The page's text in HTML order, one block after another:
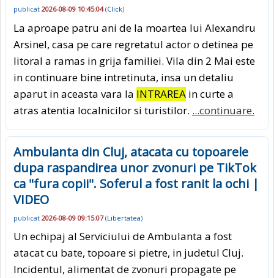
publicat 2026-08-09 10:45:04(Click)
La aproape patru ani de la moartea lui Alexandru
Arsinel, casa pe care regretatul actor o detinea pe
litoral a ramas in grija familiei. Vila din 2 Mai este
in continuare bine intretinuta, insa un detaliu
aparut in aceasta vara la INTRAREA in curte a
atras atentia localnicilor si turistilor. ...continuare.
Ambulanta din Cluj, atacata cu topoarele
dupa raspandirea unor zvonuri pe TikTok
ca "fura copii". Soferul a fost ranit la ochi |
VIDEO
publicat 2026-08-09 09:15:07(Libertatea)
Un echipaj al Serviciului de Ambulanta a fost
atacat cu bate, topoare si pietre, in judetul Cluj.
Incidentul, alimentat de zvonuri propagate pe